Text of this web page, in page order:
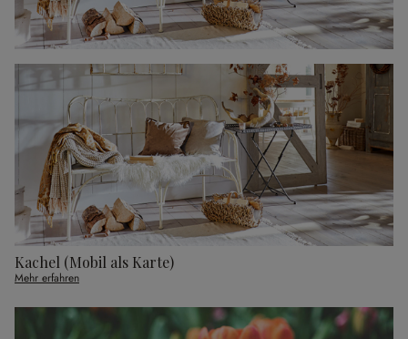
Kachel (Mobil als Karte)
Mehr erfahren